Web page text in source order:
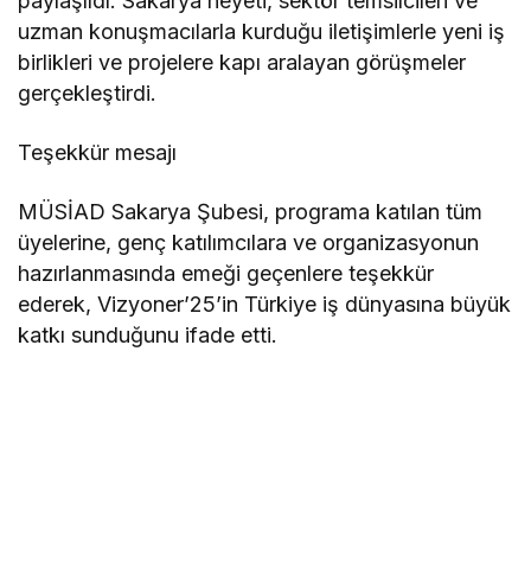
uzman konuşmacılarla kurduğu iletişimlerle yeni iş
birlikleri ve projelere kapı aralayan görüşmeler
gerçekleştirdi.
Teşekkür mesajı
MÜSİAD Sakarya Şubesi, programa katılan tüm
üyelerine, genç katılımcılara ve organizasyonun
hazırlanmasında emeği geçenlere teşekkür
ederek, Vizyoner’25’in Türkiye iş dünyasına büyük
katkı sunduğunu ifade etti.